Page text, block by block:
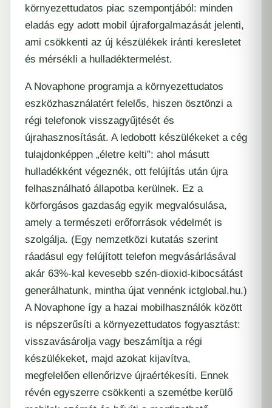
környezettudatos piac szempontjából: minden
eladás egy adott mobil újraforgalmazását jelenti,
ami csökkenti az új készülékek iránti keresletet
és mérsékli a hulladéktermelést.
A Novaphone programja a környezettudatos
eszközhasználatért felelős, hiszen ösztönzi a
régi telefonok visszagyűjtését és
újrahasznosítását. A ledobott készülékeket a cég
tulajdonképpen „életre kelti”: ahol másutt
hulladékként végeznék, ott felújítás után újra
felhasználható állapotba kerülnek. Ez a
körforgásos gazdaság egyik megvalósulása,
amely a természeti erőforrások védelmét is
szolgálja. (Egy nemzetközi kutatás szerint
ráadásul egy felújított telefon megvásárlásával
akár 63%-kal kevesebb szén-dioxid-kibocsátást
generálhatunk, mintha újat vennénk ictglobal.hu.)
A Novaphone így a hazai mobilhasználók között
is népszerűsíti a környezettudatos fogyasztást:
visszavásárolja vagy beszámítja a régi
készülékeket, majd azokat kijavítva,
megfelelően ellenőrizve újraértékesíti. Ennek
révén egyszerre csökkenti a szemétbe kerülő